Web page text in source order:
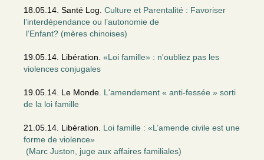
18.05.14. Santé Log. Culture et Parentalité : Favoriser
l’interdépendance ou l’autonomie de
l‘Enfant? (mères chinoises)
19.05.14. Libération. «Loi famille» : n'oubliez pas les
violences conjugales
19.05.14. Le Monde. L'amendement « anti-fessée » sorti
de la loi famille
21.05.14. Libération. Loi famille : «L’amende civile est une
forme de violence»
(Marc Juston, juge aux affaires familiales)